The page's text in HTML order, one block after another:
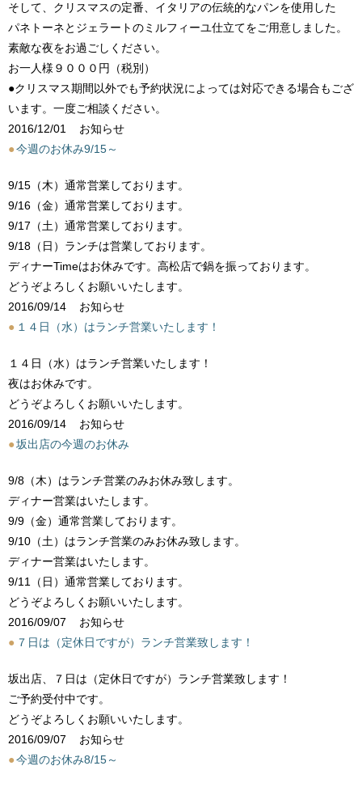
そして、クリスマスの定番、イタリアの伝統的なパンを使用した
パネトーネとジェラートのミルフィーユ仕立てをご用意しました。
素敵な夜をお過ごしください。
お一人様９０００円（税別）
●クリスマス期間以外でも予約状況によっては対応できる場合もござ
います。一度ご相談ください。
2016/12/01
お知らせ
●今週のお休み9/15～
9/15（木）通常営業しております。
9/16（金）通常営業しております。
9/17（土）通常営業しております。
9/18（日）ランチは営業しております。
ディナーTimeはお休みです。高松店で鍋を振っております。
どうぞよろしくお願いいたします。
2016/09/14
お知らせ
● １４日（水）はランチ営業いたします！
１４日（水）はランチ営業いたします！
夜はお休みです。
どうぞよろしくお願いいたします。
2016/09/14
お知らせ
●坂出店の今週のお休み
9/8（木）はランチ営業のみお休み致します。
ディナー営業はいたします。
9/9（金）通常営業しております。
9/10（土）はランチ営業のみお休み致します。
ディナー営業はいたします。
9/11（日）通常営業しております。
どうぞよろしくお願いいたします。
2016/09/07
お知らせ
● ７日は（定休日ですが）ランチ営業致します！
坂出店、７日は（定休日ですが）ランチ営業致します！
ご予約受付中です。
どうぞよろしくお願いいたします。
2016/09/07
お知らせ
●今週のお休み8/15～